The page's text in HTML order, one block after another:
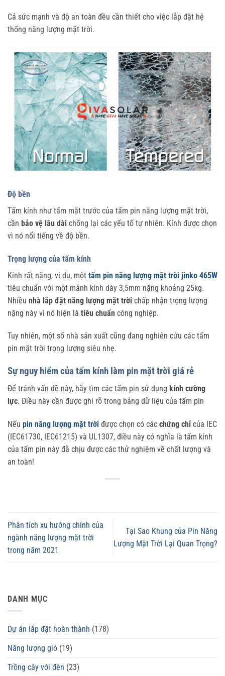
Cả sức mạnh và độ an toàn đều cần thiết cho việc lắp đặt hệ
thống năng lượng mặt trời.
Độ bền
Tấm kính như tấm mặt trước của tấm pin năng lượng mặt trời,
cần bảo vệ lâu dài chống lại các yếu tố tự nhiên. Kính được chọn
vì nó nổi tiếng về độ bền.
Trọng lượng của tấm kính
Kính rất nặng, ví dụ, một tấm pin năng lượng mặt trời jinko 465W
tiêu chuẩn với một mảnh kính dày 3,5mm nặng khoảng 25kg.
Nhiều nhà lắp đặt năng lượng mặt trời chấp nhận trọng lượng
nặng này vì nó hiện là tiêu chuẩn công nghiệp.
Tuy nhiên, một số nhà sản xuất cũng đang nghiên cứu các tấm
pin mặt trời trọng lượng siêu nhẹ.
Sự nguy hiểm của tấm kính làm pin mặt trời giá rẻ
Để tránh vấn đề này, hãy tìm các tấm pin sử dụng kính cường
lực. Điều này cần được ghi rõ trong bảng dữ liệu của tấm pin
Nếu pin năng lượng mặt trời được chọn có các chứng chỉ của IEC
(IEC61730, IEC61215) và UL1307, điều này có nghĩa là tấm kính
của tấm pin này đã chịu được các thử nghiệm về chất lượng và
an toàn!
Phân tích xu hướng chính của
ngành năng lượng mặt trời
trong năm 2021
Tại Sao Khung của Pin Năng
Lượng Mặt Trời Lại Quan Trọng?
DANH MỤC
Dự án lắp đặt hoàn thành (178)
Năng lượng gió (19)
Trồng cây với đèn (23)